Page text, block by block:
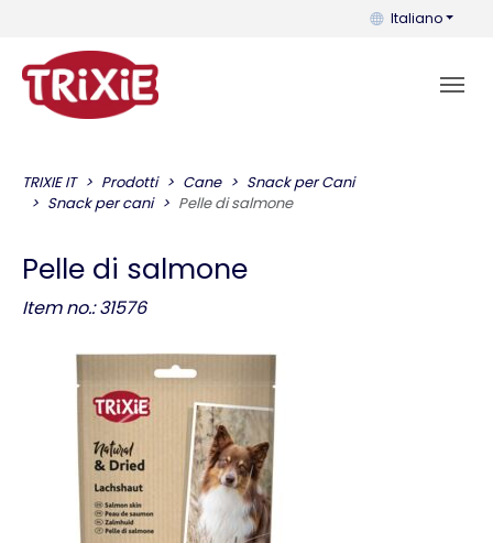
Puoi cambiare
Italiano
TRIXIE IT Prodotti Cane
Snack per Cani
Snack per cani
Pelle di salmone
Pelle di salmone
Item no.: 31576